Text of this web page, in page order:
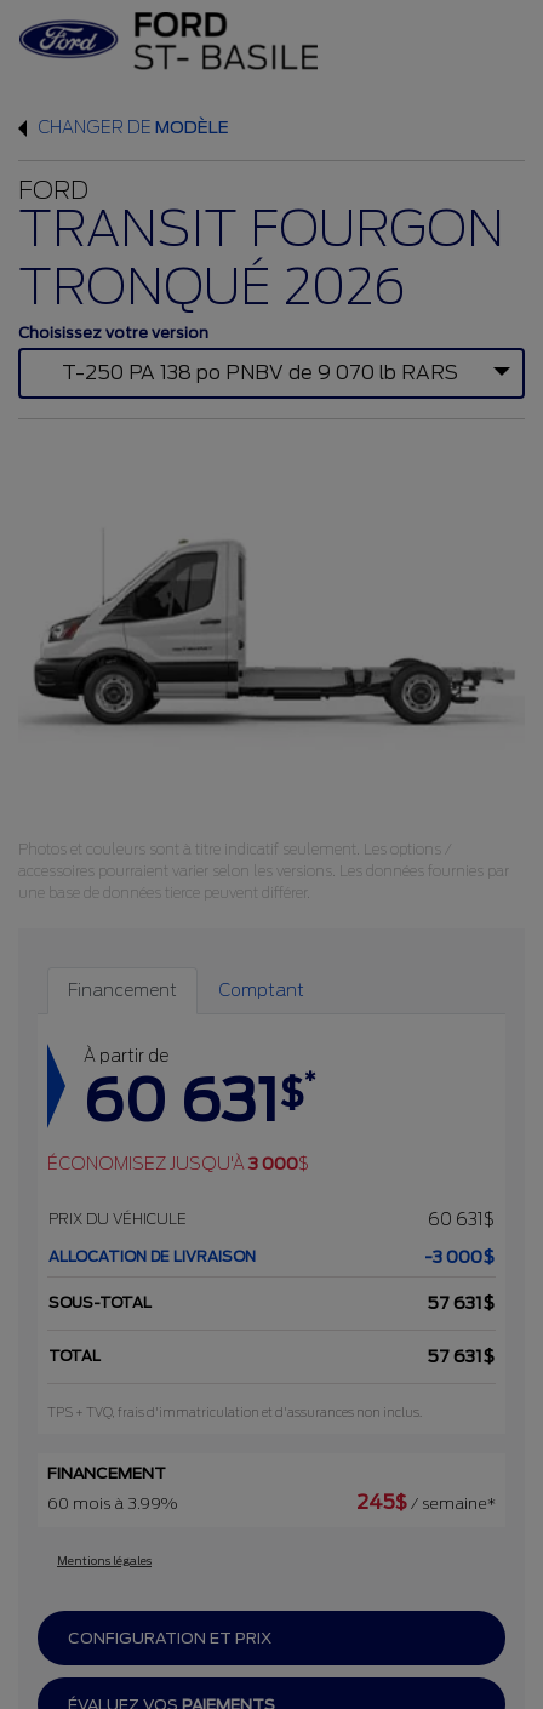
CHANGER DE MODÈLE
FORD
TRANSIT FOURGON
TRONQUÉ 2026
Choisissez votre version
T-250 PA 138 po PNBV de 9 070 lb RARS
Photos et couleurs sont à titre indicatif seulement. Les options /
accessoires pourraient varier selon les versions. Les données fournies par
une base de données tierce peuvent différer.
Financement Comptant
À partir de
60 631$*
ÉCONOMISEZ JUSQU'À 3 000$
PRIX DU VÉHICULE 60 631 $
ALLOCATION DE LIVRAISON -3 000$
SOUS-TOTAL 57 631$
TOTAL 57 631$
TPS + TVQ, frais d'immatriculation et d'assurances non inclus.
FINANCEMENT
60 mois à 3.99%
245$ / semaine*
Mentions légales
CONFIGURATION ET PRIX
ÉVALUEZ VOS PAIEMENTS